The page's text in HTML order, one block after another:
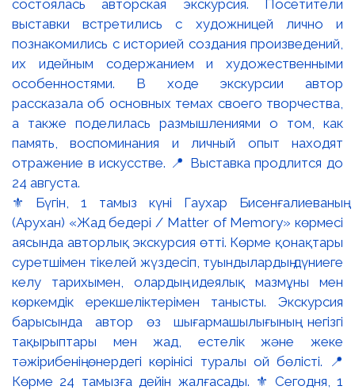
⚜️ Бүгін, 1 тамыз күні Гаухар Бисенғалиеваның
(Арухан) «Жад бедері / Matter of Memory» көрмесі
аясында авторлық экскурсия өтті. Көрме қонақтары
суретшімен тікелей жүздесіп, туындылардың дүниеге
келу тарихымен, олардың идеялық мазмұны мен
көркемдік ерекшеліктерімен танысты. Экскурсия
барысында автор өз шығармашылығының негізгі
тақырыптары мен жад, естелік және жеке
тәжірибенің өнердегі көрінісі туралы ой бөлісті. 📍
Көрме 24 тамызға дейін жалғасады. ⚜️ Сегодня, 1